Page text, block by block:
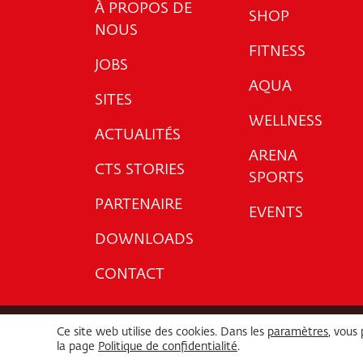
À PROPOS DE
NOUS
JOBS
SITES
ACTUALITÉS
CTS STORIES
PARTENAIRE
DOWNLOADS
CONTACT
SHOP
FITNESS
AQUA
WELLNESS
ARENA
SPORTS
EVENTS
Ce site web utilise des cookies. Dans les paramètres, vous
la page Politique de confidentialité.